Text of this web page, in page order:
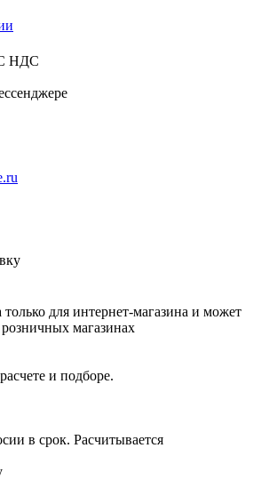
НДС
для интернет-магазина и может
магазинах
и подборе.
в срок. Расчитывается